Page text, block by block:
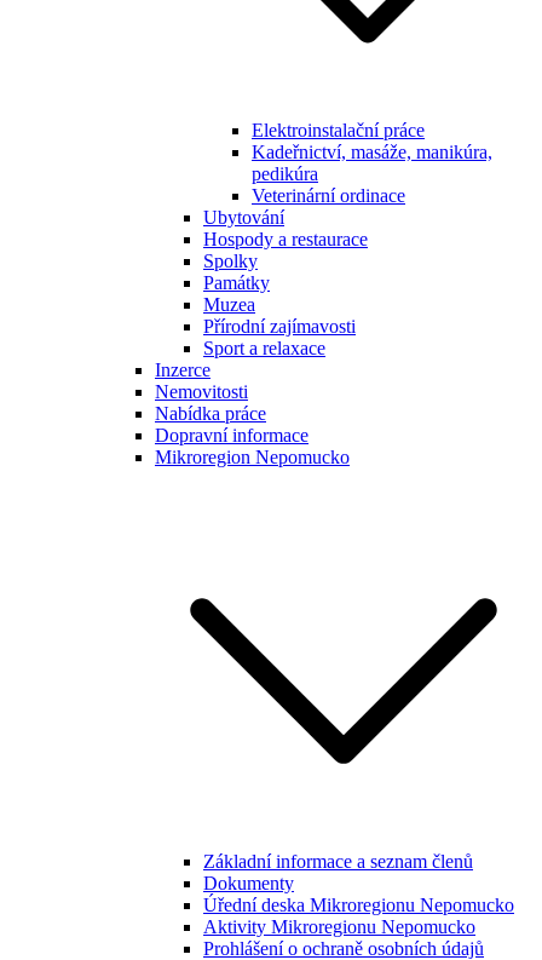
Elektroinstalační práce
Kadeřnictví, masáže, manikúra,
pedikúra
Veterinární ordinace
Ubytování
Hospody a restaurace
Spolky
Památky
Muzea
Přírodní zajímavosti
Sport a relaxace
Inzerce
Nemovitosti
Nabídka práce
Dopravní informace
Mikroregion Nepomucko
Základní informace a seznam členů
Dokumenty
Úřední deska Mikroregionu Nepomucko
Aktivity Mikroregionu Nepomucko
Prohlášení o ochraně osobních údajů